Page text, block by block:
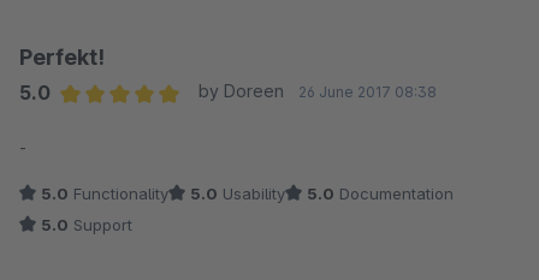
Perfekt!
5.0
by Doreen 26 June 2017 08:38
-
5.0 Functionality 5.0 Usability 5.0 Documentation
5.0 Support